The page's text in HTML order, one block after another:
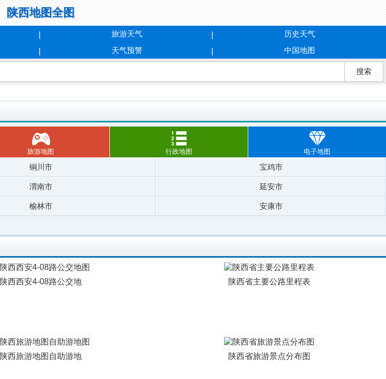
陕西地图全图
旅游天气
历史天气
天气预警 中国地图
旅游地图 行政地图 电子地图
铜川市 宝鸡市
渭南市 延安市
榆林市 安康市
陕西西安4-08路公交地 陕西省主要公路里程表
陕西旅游地图自助游地 陕西省旅游景点分布图